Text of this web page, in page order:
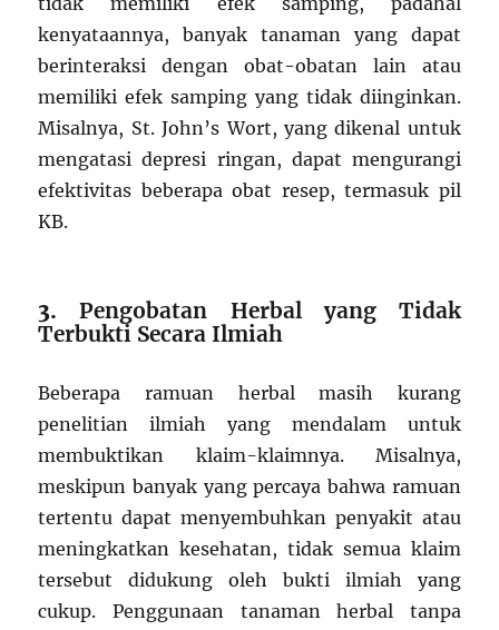
kenyataannya, banyak tanaman yang dapat
berinteraksi dengan obat-obatan lain atau
memiliki efek samping yang tidak diinginkan.
Misalnya, St. John’s Wort, yang dikenal untuk
mengatasi depresi ringan, dapat mengurangi
efektivitas beberapa obat resep, termasuk pil
KB.
3.Pengobatan Herbal yang Tidak
Terbukti Secara Ilmiah
Beberapa ramuan herbal masih kurang
penelitian ilmiah yang mendalam untuk
membuktikan klaim-klaimnya. Misalnya,
meskipun banyak yang percaya bahwa ramuan
tertentu dapat menyembuhkan penyakit atau
meningkatkan kesehatan, tidak semua klaim
tersebut didukung oleh bukti ilmiah yang
cukup. Penggunaan tanaman herbal tanpa